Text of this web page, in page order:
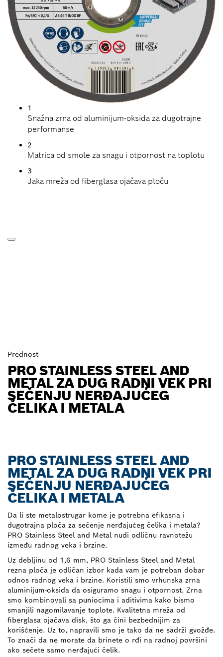
1
Snažna zrna od aluminijum-oksida za dugotrajne
performanse
2
Matrica od smole za snagu i otpornost na toplotu
3
Jaka mreža od fiberglasa ojačava ploču
Prednost
PRO STAINLESS STEEL AND
METAL ZA DUG RADNI VEK PRI
SEČENJU NERĐAJUĆEG
ČELIKA I METALA
PRO STAINLESS STEEL AND
METAL ZA DUG RADNI VEK PRI
SEČENJU NERĐAJUĆEG
ČELIKA I METALA
Da li ste metalostrugar kome je potrebna efikasna i
dugotrajna ploča za sečenje nerđajućeg čelika i metala?
PRO Stainless Steel and Metal nudi odličnu ravnotežu
između radnog veka i brzine.
Uz debljinu od 1,6 mm, PRO Stainless Steel and Metal
rezna ploča je odličan izbor kada vam je potreban dobar
odnos radnog veka i brzine. Koristili smo vrhunska zrna
aluminijum-oksida da osiguramo snagu i otpornost. Zrna
smo kombinovali sa puniocima i aditivima kako bismo
smanjili nagomilavanje toplote. Kvalitetna mreža od
fiberglasa ojačava disk, što ga čini bezbednijim za
korišćenje. Uz to, napravili smo je tako da ne sadrži gvožđe.
To znači da ne morate da brinete o rđi na radnoj površini
ako sečete samo nerđajući čelik.